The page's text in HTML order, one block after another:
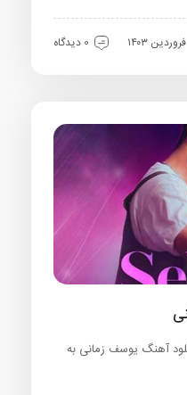
0 دیدگاه
آهنگ یوسف زمانی به